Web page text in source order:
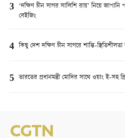
3 ‘দক্ষিণ চীন সাগর সালিশি রায়’ নিয়ে জাপানি
বেইজিং
4 কিছু দেশ দক্ষিণ চীন সাগরে শান্তি-
5 ভারতের প্রধানমন্ত্রী মোদির সাথে ওয়াং ই-সহ